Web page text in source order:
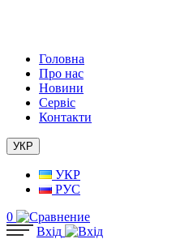
Головна
Про нас
Новини
Сервіс
Контакти
УКР
УКР
РУС
0
Вхід